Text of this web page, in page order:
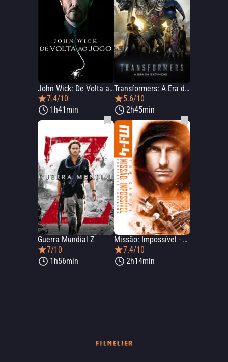
John Wick: De Volta ao Jogo
7.4/10
1h41min
Transformers: A Era da Extinção
5.6/10
2h45min
Guerra Mundial Z
7/10
1h56min
Missão: Impossível - Protocolo Fantasma
7.4/10
2h14min